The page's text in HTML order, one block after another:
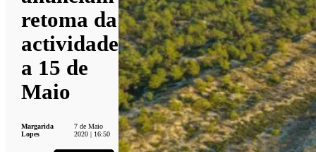
retoma da
actividade
a 15 de
Maio
Margarida
Lopes
7 de Maio
2020 | 16:50